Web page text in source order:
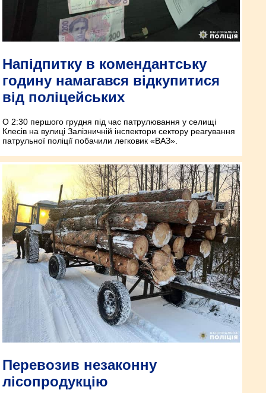
Напідпитку в комендантську
годину намагався відкупитися
від поліцейських
О 2:30 першого грудня під час патрулювання у селищі
Клесів на вулиці Залізничній інспектори сектору реагування
патрульної поліції побачили легковик «ВАЗ».
Перевозив незаконну
лісопродукцію